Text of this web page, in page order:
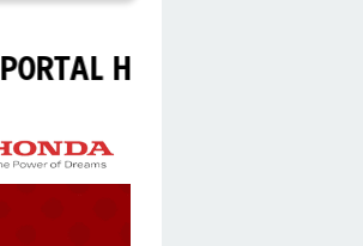
HONDA BLITAR.